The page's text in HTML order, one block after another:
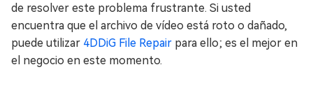
de resolver este problema frustrante. Si usted
encuentra que el archivo de vídeo está roto o dañado,
puede utilizar 4DDiG File Repair para ello; es el mejor en
el negocio en este momento.